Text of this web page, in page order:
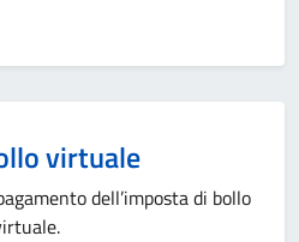
virtuale
dell’imposta di bollo